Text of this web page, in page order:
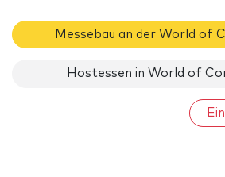
Messebau an der World of
Hostessen in World of